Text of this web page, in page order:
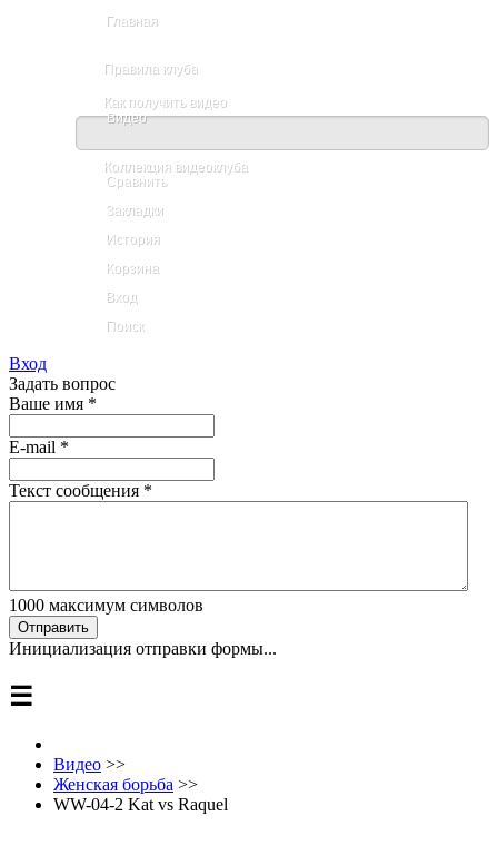
Главная
Правила клуба
Как получить видео
Видео
Коллекция видеоклуба
Сравнить
Закладки
История
Корзина
Вход
Поиск
Вход
Задать вопрос
Ваше имя *
E-mail *
Текст сообщения *
1000 максимум символов
Отправить
Инициализация отправки формы...
☰
Видео >>
Женская борьба >>
WW-04-2 Kat vs Raquel